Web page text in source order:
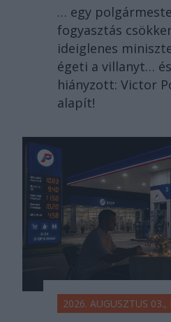
… egy
fogyasztás
ideiglenes
égeti a villanyt…
hiányzott: Victor
alapít!
2026. AUGUSZTUS 03.,